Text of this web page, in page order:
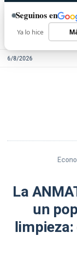
6/8/2026
La
un
Seguinos en
Ya lo hice